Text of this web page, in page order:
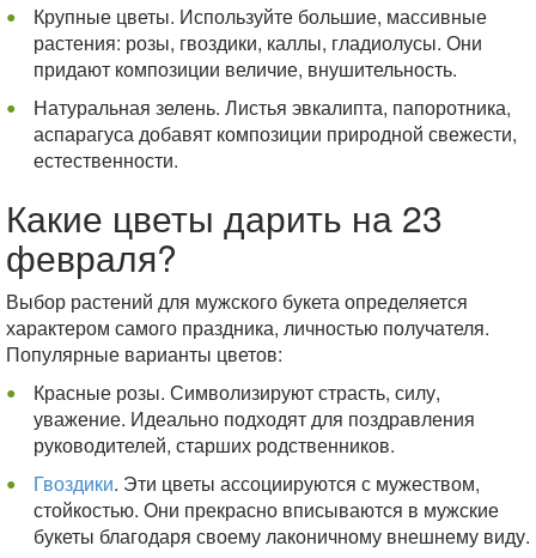
Крупные цветы. Используйте большие, массивные
растения: розы, гвоздики, каллы, гладиолусы. Они
придают композиции величие, внушительность.
Натуральная зелень. Листья эвкалипта, папоротника,
аспарагуса добавят композиции природной свежести,
естественности.
Какие цветы дарить на 23
февраля?
Выбор растений для мужского букета определяется
характером самого праздника, личностью получателя.
Популярные варианты цветов:
Красные розы. Символизируют страсть, силу,
уважение. Идеально подходят для поздравления
руководителей, старших родственников.
Гвоздики. Эти цветы ассоциируются с мужеством,
стойкостью. Они прекрасно вписываются в мужские
букеты благодаря своему лаконичному внешнему виду.